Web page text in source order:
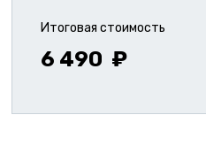
Итоговая стоимость
6 490